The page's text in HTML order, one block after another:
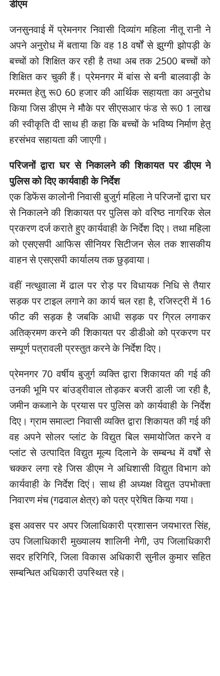
डीएम
जनसुनवाई में प्रेमनगर निवासी दिव्यांग महिला नीतू रानी ने
अपने अनुरोध में बताया कि वह 18 वर्षों से झुग्गी झोपड़ी के
बच्चों को शिक्षित कर रही है तथा अब तक 2500 बच्चों को
शिक्षित कर चुकी हैं। प्रेमनगर में बांस से बनी बालवाड़ी के
मरम्मत हेतु रू0 60 हजार की आर्थिक सहायता का अनुरोध
किया जिस डीएम ने मौके पर सीएसआर फंड से रू0 1 लाख
की स्वीकृति दी साथ ही कहा कि बच्चों के भविष्य निर्माण हेतु
हरसंभव सहायता की जाएगी।
परिजनों द्वारा घर से निकालने की शिकायत पर डीएम ने
पुलिस को दिए कार्यवाही के निर्देश
एक डिफेंस कालोनी निवासी बुजुर्ग महिला ने परिजनों द्वारा घर
से निकालने की शिकायत पर पुलिस को वरिष्ठ नागरिक सेल
प्रकरण दर्ज कराते हुए कार्यवाही के निर्देश दिए। तथा महिला
को एसएसपी आफिस सीनियर सिटीजन सेल तक शासकीय
वाहन से एसएसपी कार्यालय तक छुड़वाया।
वहीं नत्थुवाला में ढाल पर रोड़ पर विधायक निधि से तैयार
सड़क पर टाइल लगाने का कार्य चल रहा है, रजिस्ट्री में 16
फीट की सड़क है जबकि आधी सड़क पर ग्रिल लगाकर
अतिक्रमण करने की शिकायत पर डीडीओ को प्रकरण पर
सम्पूर्ण पत्रावली प्रस्तुत करने के निर्देश दिए।
प्रेमनगर 70 वर्षीय बुजुर्ग व्यक्ति द्वारा शिकायत की गई की
उनकी भूमि पर बांउड्रीवाल तोड़कर बजरी डाली जा रही है,
जमीन कब्जाने के प्रयास पर पुलिस को कार्यवाही के निर्देश
दिए। ग्राम समाल्टा निवासी व्यक्ति द्वारा शिकायत की गई की
वह अपने सोलर प्लांट के विद्युत बिल समायोजित करने व
प्लांट से उत्पादित विद्युत मूल्य दिलाने के सम्बन्ध में वर्षों से
चक्कर लगा रहे जिस डीएम ने अधिशासी विद्युत विभाग को
कार्यवाही के निर्देश दिएं। साथ ही अध्यक्ष विद्युत उपभोक्ता
निवारण मंच (गढवाल क्षेत्र) को पत्र प्रेषित किया गया।
इस अवसर पर अपर जिलाधिकारी प्रशासन जयभारत सिंह,
उप जिलाधिकारी मुख्यालय शालिनी नेगी, उप जिलाधिकारी
सदर हरिगिरि, जिला विकास अधिकारी सुनील कुमार सहित
सम्बन्धित अधिकारी उपस्थित रहे।